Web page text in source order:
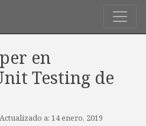
en
Testing de
a: 14 enero, 2019